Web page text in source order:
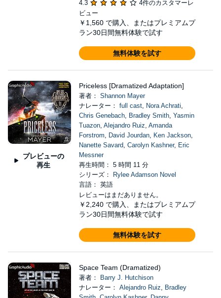
4.3
4件のカスタマーレ
ビュー
￥1,560 で購入、またはプレミアムプ
ラン30日間無料体験で試す
無料体験を試す
プレビューの
再生
Priceless [Dramatized Adaptation]
著者： Shannon Mayer
ナレーター： full cast, Nora Achrati,
Chris Genebach, Bradley Smith, Yasmin
Tuazon, Alejandro Ruiz, Amanda
Forstrom, David Jourdan, Ken Jackson,
Nanette Savard, Carolyn Kashner, Eric
Messner
再生時間： 5 時間 11 分
シリーズ：
Rylee Adamson Novel
言語： 英語
レビューはまだありません。
￥2,240 で購入、またはプレミアムプ
ラン30日間無料体験で試す
無料体験を試す
Space Team (Dramatized)
著者：
Barry J. Hutchison
ナレーター： Alejandro Ruiz, Bradley